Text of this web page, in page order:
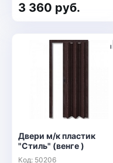
3 360 руб.
Двери м/к пластик
"Стиль" (венге )
Код: 50206